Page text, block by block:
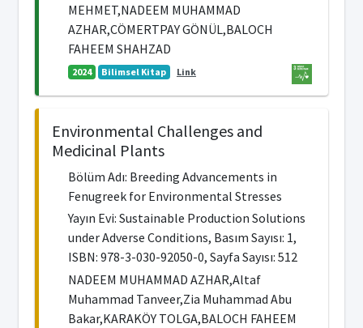
MEHMET,NADEEM MUHAMMAD
AZHAR,CÖMERTPAY GÖNÜL,BALOCH
FAHEEM SHAHZAD
2024 Bilimsel Kitap Link
Environmental Challenges and
Medicinal Plants
Bölüm Adı: Breeding Advancements in
Fenugreek for Environmental Stresses
Yayın Evi: Sustainable Production Solutions
under Adverse Conditions, Basım Sayısı: 1,
ISBN: 978-3-030-92050-0, Sayfa Sayısı: 512
NADEEM MUHAMMAD AZHAR,Altaf
Muhammad Tanveer,Zia Muhammad Abu
Bakar,KARAKÖY TOLGA,BALOCH FAHEEM